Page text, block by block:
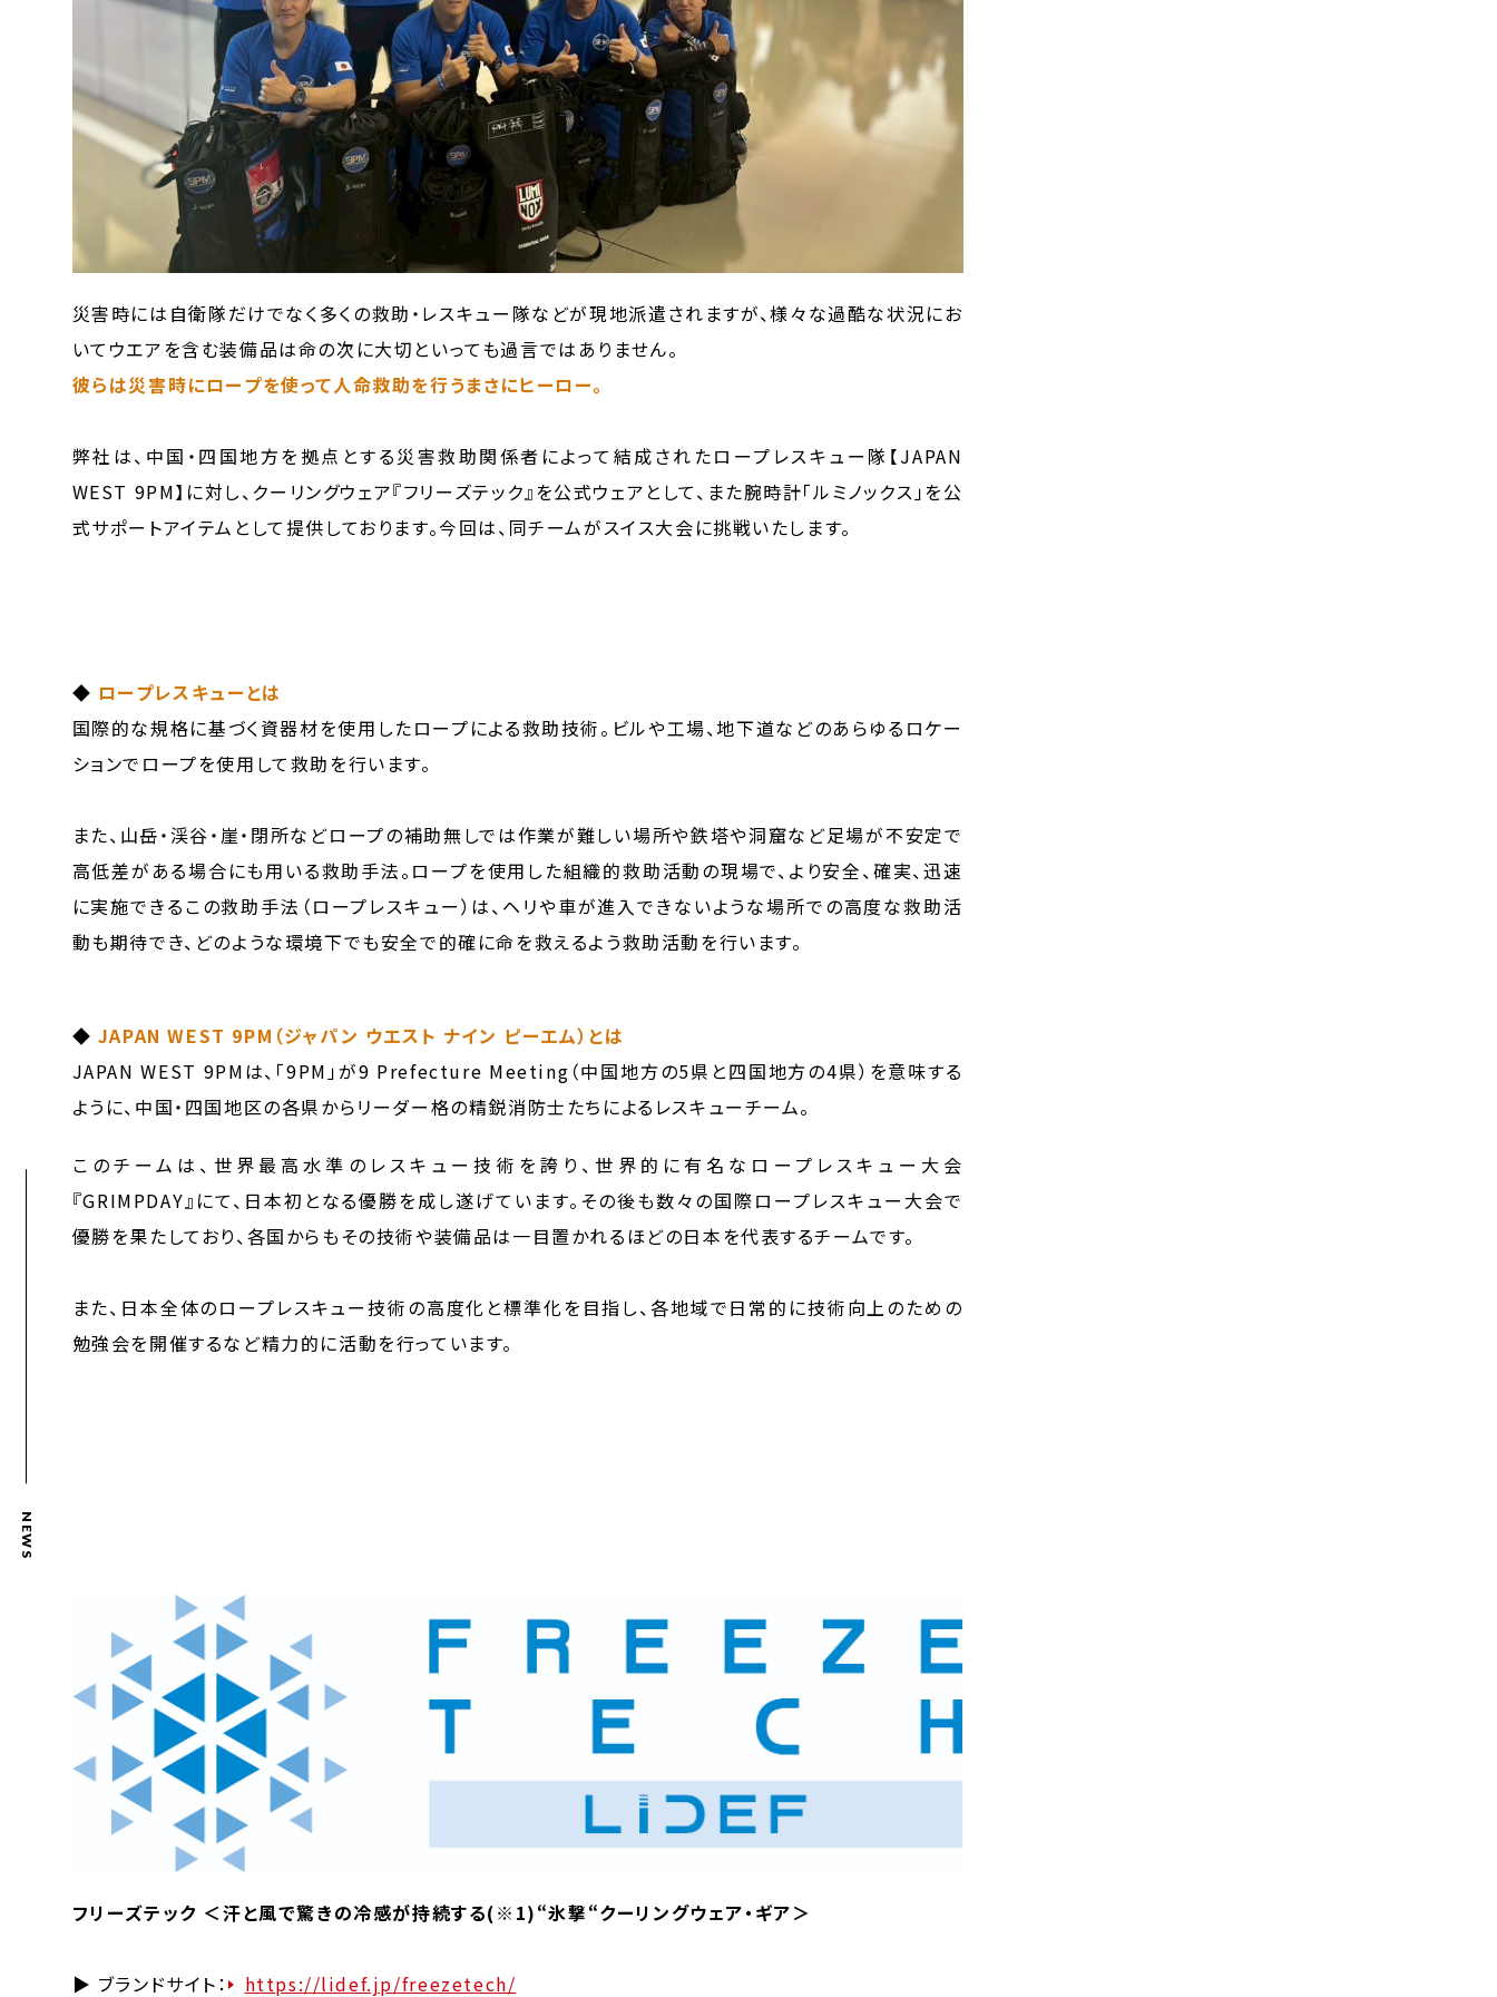
NEWS
災害時には自衛隊だけでなく多くの救助・レスキュー隊などが現地派遣されますが、様々な過酷な状況にお
いてウエアを含む装備品は命の次に大切といっても過言ではありません。
彼らは災害時にロープを使って人命救助を行うまさにヒーロー。
弊社は、中国・四国地方を拠点とする災害救助関係者によって結成されたロープレスキュー隊【JAPAN
WEST 9PM】に対し、クーリングウェア『フリーズテック』を公式ウェアとして、また腕時計「ルミノックス」を公
式サポートアイテムとして提供しております。今回は、同チームがスイス大会に挑戦いたします。
◆ ロープレスキューとは
国際的な規格に基づく資器材を使用したロープによる救助技術。ビルや工場、地下道などのあらゆるロケー
ションでロープを使用して救助を行います。
また、山岳・渓谷・崖・閉所などロープの補助無しでは作業が難しい場所や鉄塔や洞窟など足場が不安定で
高低差がある場合にも用いる救助手法。ロープを使用した組織的救助活動の現場で、より安全、確実、迅速
に実施できるこの救助手法（ロープレスキュー）は、ヘリや車が進入できないような場所での高度な救助活
動も期待でき、どのような環境下でも安全で的確に命を救えるよう救助活動を行います。
◆ JAPAN WEST 9PM（ジャパン ウエスト ナイン ピーエム）とは
JAPAN WEST 9PMは、「9PM」が9 Prefecture Meeting（中国地方の5県と四国地方の4県）を意味する
ように、中国・四国地区の各県からリーダー格の精鋭消防士たちによるレスキューチーム。
このチームは、世界最高水準のレスキュー技術を誇り、世界的に有名なロープレスキュー大会
『GRIMPDAY』にて、日本初となる優勝を成し遂げています。その後も数々の国際ロープレスキュー大会で
優勝を果たしており、各国からもその技術や装備品は一目置かれるほどの日本を代表するチームです。
また、日本全体のロープレスキュー技術の高度化と標準化を目指し、各地域で日常的に技術向上のための
勉強会を開催するなど精力的に活動を行っています。
フリーズテック ＜汗と風で驚きの冷感が持続する(※1)“氷撃“クーリングウェア・ギア＞
▶ ブランドサイト： https://lidef.jp/freezetech/